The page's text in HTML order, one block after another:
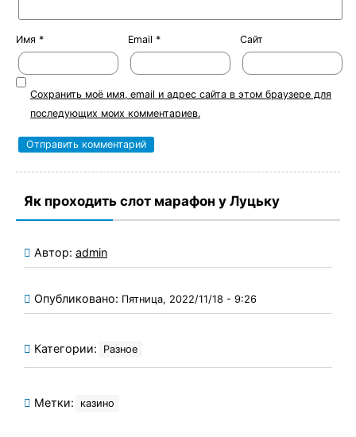
Имя * Email * Сайт
Сохранить моё имя, email и адрес сайта в этом браузере для
последующих моих комментариев.
Як проходить слот марафон у Луцьку
Автор: admin
Опубликовано: Пятница, 2022/11/18 - 9:26
Категории: Разное
Метки: казино